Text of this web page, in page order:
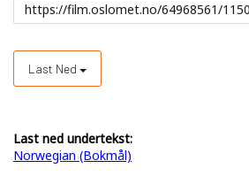
Last Ned
Last ned undertekst:
Norwegian (Bokmål)